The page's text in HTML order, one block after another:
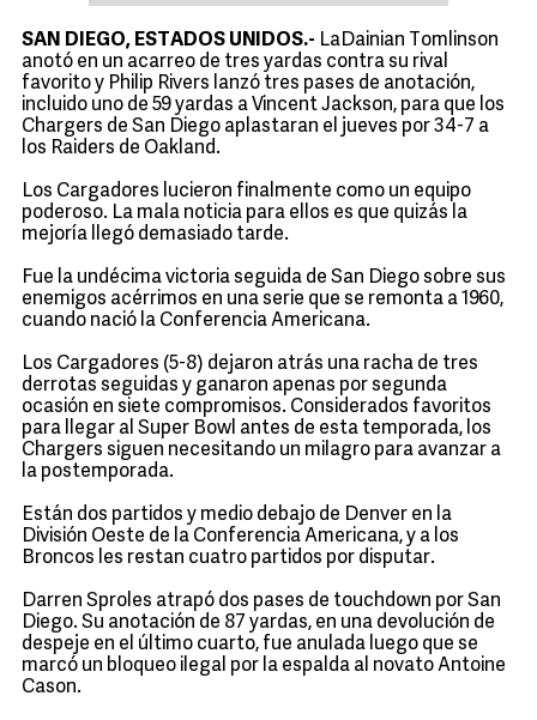
SAN DIEGO, ESTADOS UNIDOS.- LaDainian Tomlinson
anotó en un acarreo de tres yardas contra su rival
favorito y Philip Rivers lanzó tres pases de anotación,
incluido uno de 59 yardas a Vincent Jackson, para que los
Chargers de San Diego aplastaran el jueves por 34-7 a
los Raiders de Oakland.
Los Cargadores lucieron finalmente como un equipo
poderoso. La mala noticia para ellos es que quizás la
mejoría llegó demasiado tarde.
Fue la undécima victoria seguida de San Diego sobre sus
enemigos acérrimos en una serie que se remonta a 1960,
cuando nació la Conferencia Americana.
Los Cargadores (5-8) dejaron atrás una racha de tres
derrotas seguidas y ganaron apenas por segunda
ocasión en siete compromisos. Considerados favoritos
para llegar al Super Bowl antes de esta temporada, los
Chargers siguen necesitando un milagro para avanzar a
la postemporada.
Están dos partidos y medio debajo de Denver en la
División Oeste de la Conferencia Americana, y a los
Broncos les restan cuatro partidos por disputar.
Darren Sproles atrapó dos pases de touchdown por San
Diego. Su anotación de 87 yardas, en una devolución de
despeje en el último cuarto, fue anulada luego que se
marcó un bloqueo ilegal por la espalda al novato Antoine
Cason.